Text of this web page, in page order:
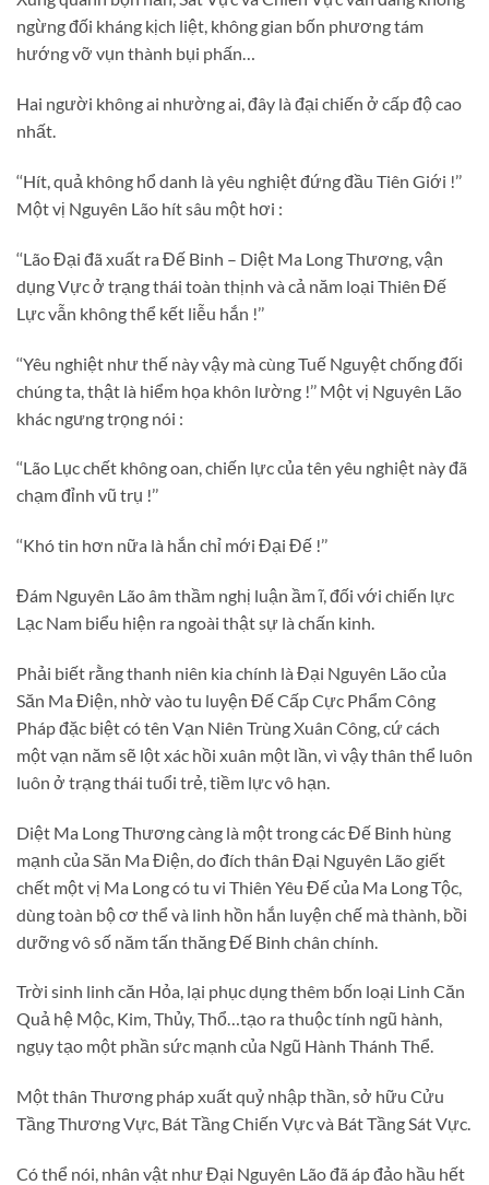
ngừng đối kháng kịch liệt, không gian bốn phương tám
hướng vỡ vụn thành bụi phấn…
Hai người không ai nhường ai, đây là đại chiến ở cấp độ cao
nhất.
‘‘Hít, quả không hổ danh là yêu nghiệt đứng đầu Tiên Giới !’’
Một vị Nguyên Lão hít sâu một hơi :
‘‘Lão Đại đã xuất ra Đế Binh – Diệt Ma Long Thương, vận
dụng Vực ở trạng thái toàn thịnh và cả năm loại Thiên Đế
Lực vẫn không thể kết liễu hắn !’’
‘‘Yêu nghiệt như thế này vậy mà cùng Tuế Nguyệt chống đối
chúng ta, thật là hiểm họa khôn lường !’’ Một vị Nguyên Lão
khác ngưng trọng nói :
‘‘Lão Lục chết không oan, chiến lực của tên yêu nghiệt này đã
chạm đỉnh vũ trụ !’’
‘‘Khó tin hơn nữa là hắn chỉ mới Đại Đế !’’
Đám Nguyên Lão âm thầm nghị luận ầm ĩ, đối với chiến lực
Lạc Nam biểu hiện ra ngoài thật sự là chấn kinh.
Phải biết rằng thanh niên kia chính là Đại Nguyên Lão của
Săn Ma Điện, nhờ vào tu luyện Đế Cấp Cực Phẩm Công
Pháp đặc biệt có tên Vạn Niên Trùng Xuân Công, cứ cách
một vạn năm sẽ lột xác hồi xuân một lần, vì vậy thân thể luôn
luôn ở trạng thái tuổi trẻ, tiềm lực vô hạn.
Diệt Ma Long Thương càng là một trong các Đế Binh hùng
mạnh của Săn Ma Điện, do đích thân Đại Nguyên Lão giết
chết một vị Ma Long có tu vi Thiên Yêu Đế của Ma Long Tộc,
dùng toàn bộ cơ thể và linh hồn hắn luyện chế mà thành, bồi
dưỡng vô số năm tấn thăng Đế Binh chân chính.
Trời sinh linh căn Hỏa, lại phục dụng thêm bốn loại Linh Căn
Quả hệ Mộc, Kim, Thủy, Thổ…tạo ra thuộc tính ngũ hành,
ngụy tạo một phần sức mạnh của Ngũ Hành Thánh Thể.
Một thân Thương pháp xuất quỷ nhập thần, sở hữu Cửu
Tầng Thương Vực, Bát Tầng Chiến Vực và Bát Tầng Sát Vực.
Có thể nói, nhân vật như Đại Nguyên Lão đã áp đảo hầu hết